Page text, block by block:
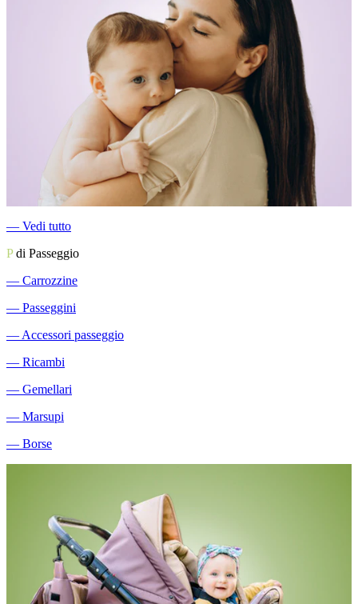
― Vedi tutto
Pdi Passeggio
― Carrozzine
― Passeggini
― Accessori passeggio
― Ricambi
― Gemellari
― Marsupi
― Borse